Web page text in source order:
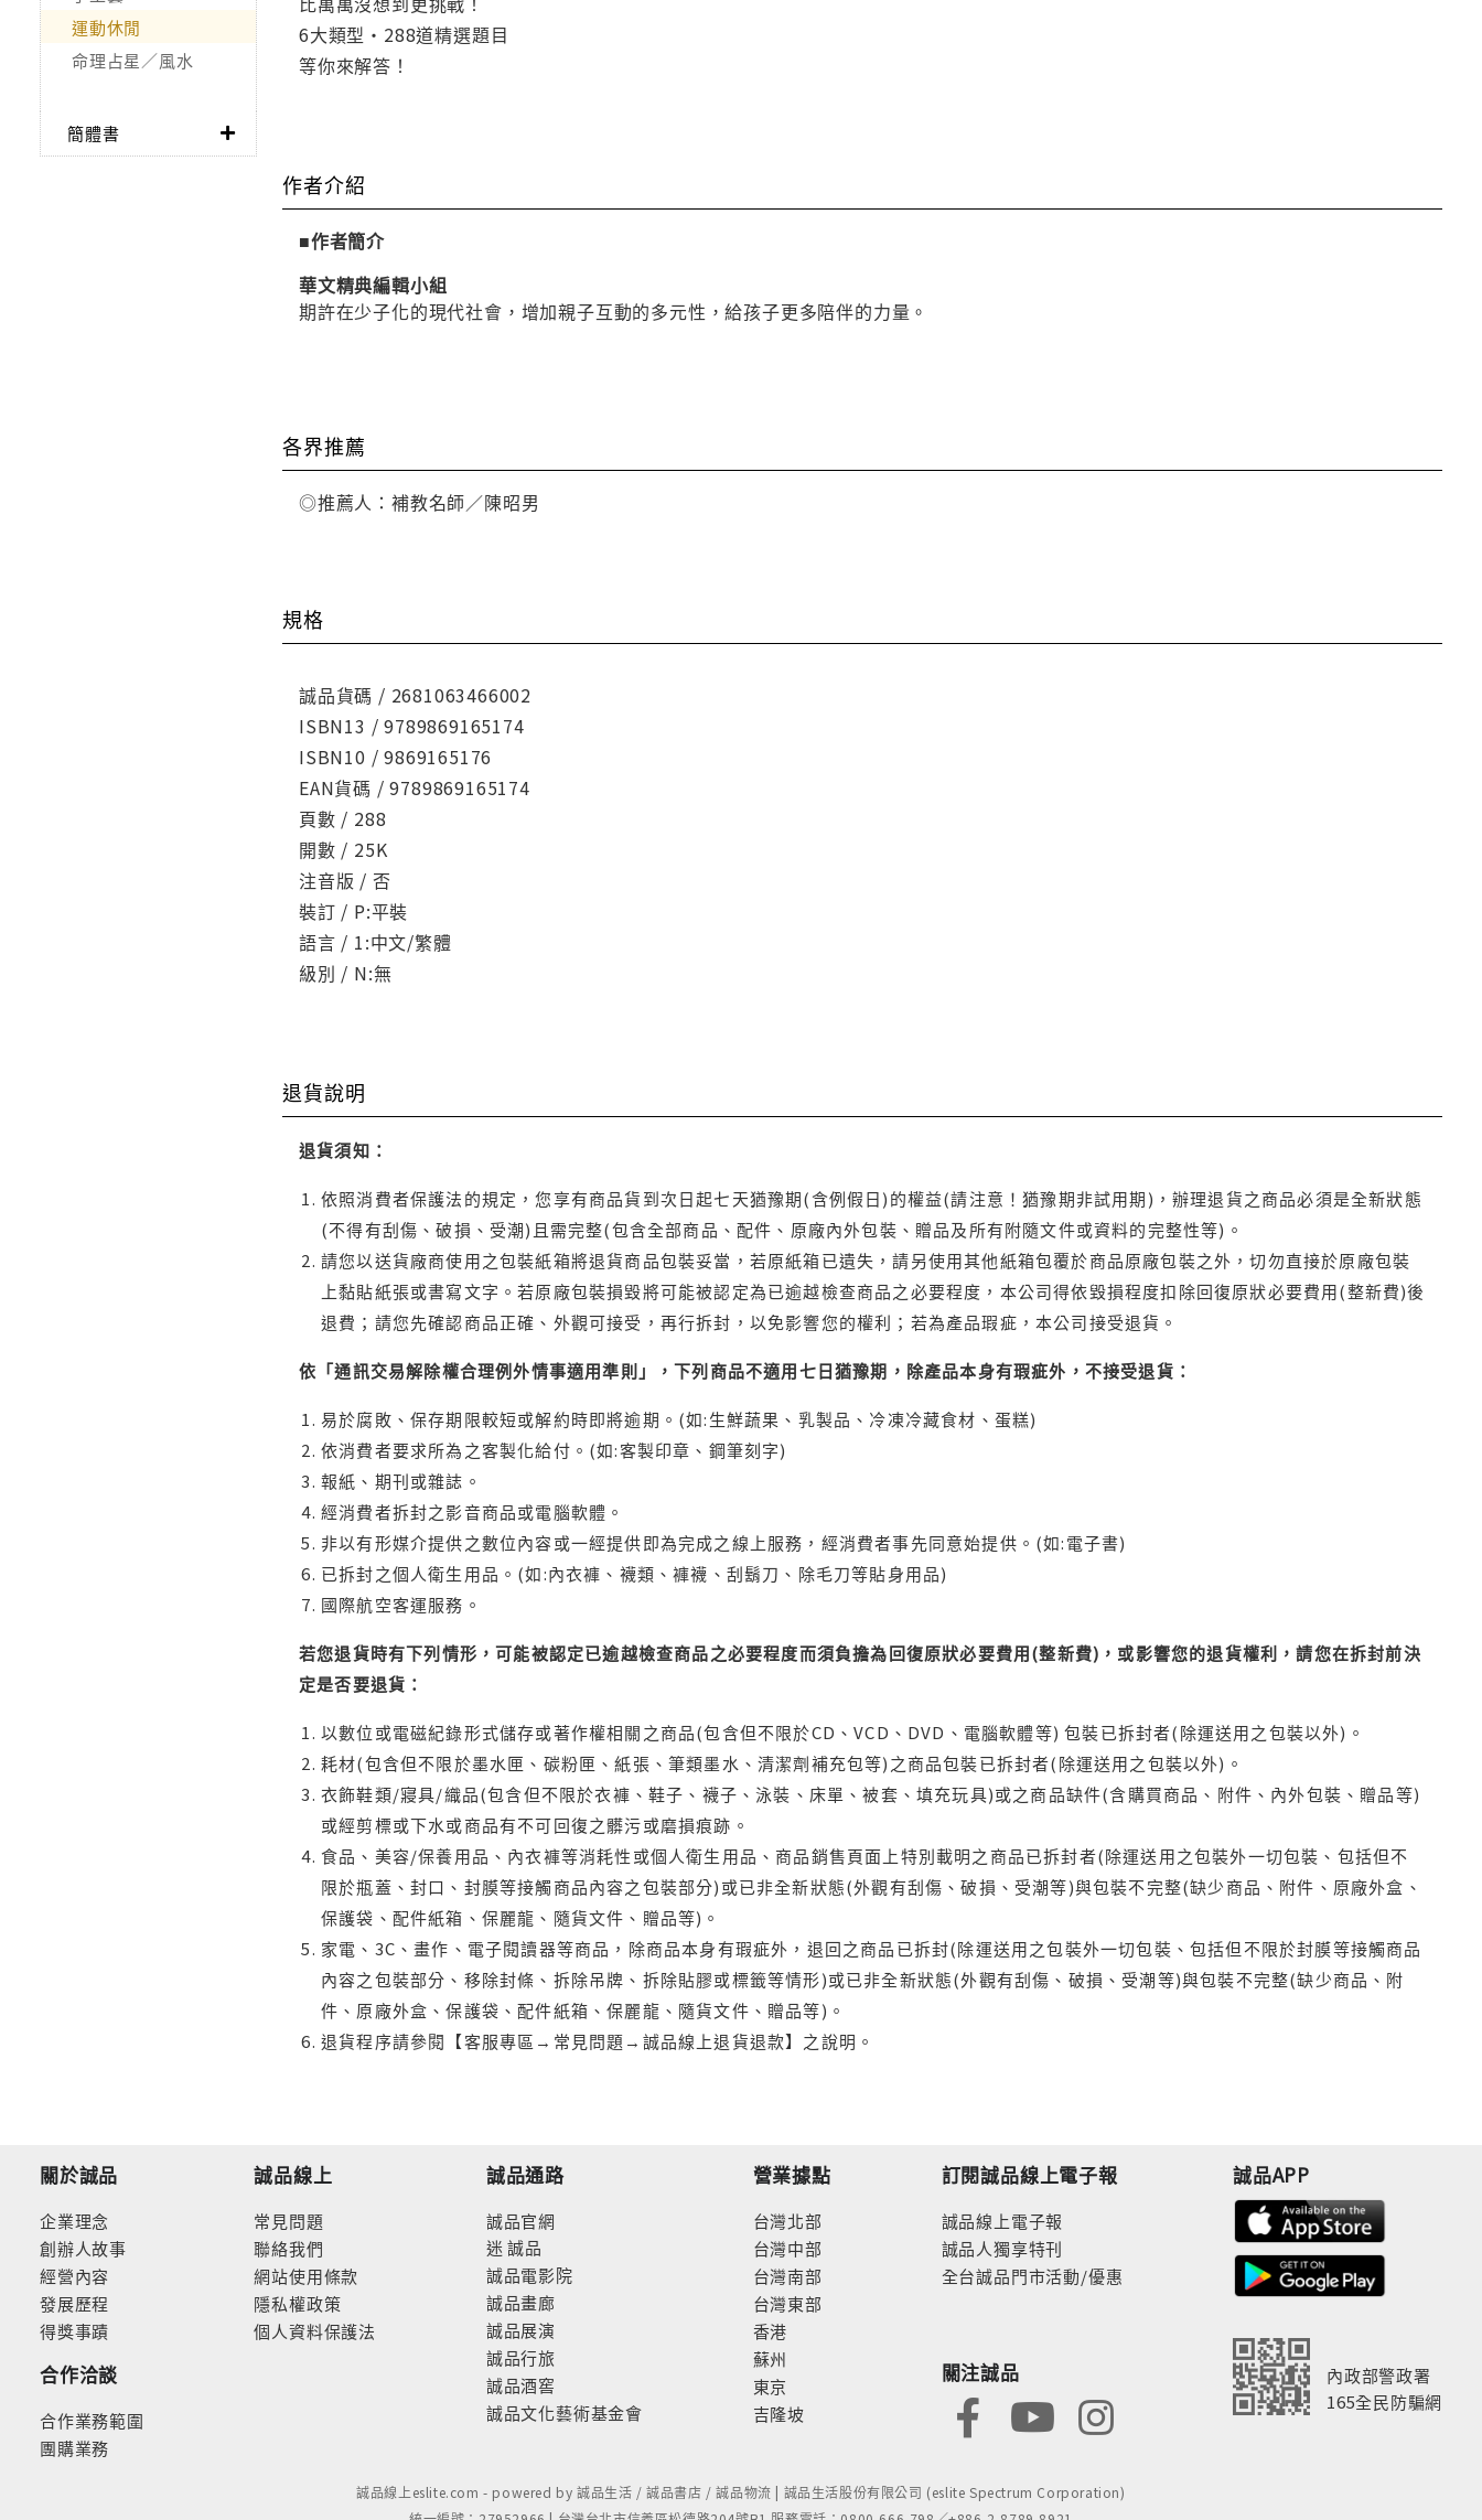
運動休閒
命理占星／風水
簡體書
6大類型・288道精選題目
等你來解答！
作者介紹
■作者簡介
華文精典編輯小組
期許在少子化的現代社會，增加親子互動的多元性，給孩子更多陪伴的力量。
各界推薦
◎推薦人：補教名師／陳昭男
規格
誠品貨碼 / 2681063466002
ISBN13 / 9789869165174
ISBN10 / 9869165176
EAN貨碼 / 9789869165174
頁數 / 288
開數 / 25K
注音版 / 否
裝訂 / P:平裝
語言 / 1:中文/繁體
級別 / N:無
退貨說明
退貨須知：
依照消費者保護法的規定，您享有商品貨到次日起七天猶豫期(含例假日)的權益(請注意！猶豫期非試用期)，辦理退貨之商品必須是全新狀態
(不得有刮傷、破損、受潮)且需完整(包含全部商品、配件、原廠內外包裝、贈品及所有附隨文件或資料的完整性等)。
請您以送貨廠商使用之包裝紙箱將退貨商品包裝妥當，若原紙箱已遺失，請另使用其他紙箱包覆於商品原廠包裝之外，切勿直接於原廠包裝
上黏貼紙張或書寫文字。若原廠包裝損毀將可能被認定為已逾越檢查商品之必要程度，本公司得依毀損程度扣除回復原狀必要費用(整新費)後
退費；請您先確認商品正確、外觀可接受，再行拆封，以免影響您的權利；若為產品瑕疵，本公司接受退貨。
依「通訊交易解除權合理例外情事適用準則」，下列商品不適用七日猶豫期，除產品本身有瑕疵外，不接受退貨：
易於腐敗、保存期限較短或解約時即將逾期。(如:生鮮蔬果、乳製品、冷凍冷藏食材、蛋糕)
依消費者要求所為之客製化給付。(如:客製印章、鋼筆刻字)
報紙、期刊或雜誌。
經消費者拆封之影音商品或電腦軟體。
非以有形媒介提供之數位內容或一經提供即為完成之線上服務，經消費者事先同意始提供。(如:電子書)
已拆封之個人衛生用品。(如:內衣褲、襪類、褲襪、刮鬍刀、除毛刀等貼身用品)
國際航空客運服務。
若您退貨時有下列情形，可能被認定已逾越檢查商品之必要程度而須負擔為回復原狀必要費用(整新費)，或影響您的退貨權利，請您在拆封前決
定是否要退貨：
以數位或電磁紀錄形式儲存或著作權相關之商品(包含但不限於CD、VCD、DVD、電腦軟體等) 包裝已拆封者(除運送用之包裝以外)。
耗材(包含但不限於墨水匣、碳粉匣、紙張、筆類墨水、清潔劑補充包等)之商品包裝已拆封者(除運送用之包裝以外)。
衣飾鞋類/寢具/織品(包含但不限於衣褲、鞋子、襪子、泳裝、床單、被套、填充玩具)或之商品缺件(含購買商品、附件、內外包裝、贈品等)
或經剪標或下水或商品有不可回復之髒污或磨損痕跡。
食品、美容/保養用品、內衣褲等消耗性或個人衛生用品、商品銷售頁面上特別載明之商品已拆封者(除運送用之包裝外一切包裝、包括但不
限於瓶蓋、封口、封膜等接觸商品內容之包裝部分)或已非全新狀態(外觀有刮傷、破損、受潮等)與包裝不完整(缺少商品、附件、原廠外盒、
保護袋、配件紙箱、保麗龍、隨貨文件、贈品等)。
家電、3C、畫作、電子閱讀器等商品，除商品本身有瑕疵外，退回之商品已拆封(除運送用之包裝外一切包裝、包括但不限於封膜等接觸商品
內容之包裝部分、移除封條、拆除吊牌、拆除貼膠或標籤等情形)或已非全新狀態(外觀有刮傷、破損、受潮等)與包裝不完整(缺少商品、附
件、原廠外盒、保護袋、配件紙箱、保麗龍、隨貨文件、贈品等)。
退貨程序請參閱【客服專區→常見問題→誠品線上退貨退款】之說明。
關於誠品
企業理念
創辦人故事
經營內容
發展歷程
得獎事蹟
合作洽談
合作業務範圍
團購業務
誠品線上
常見問題
聯絡我們
網站使用條款
隱私權政策
個人資料保護法
誠品通路
誠品官網
迷 誠品
誠品電影院
誠品畫廊
誠品展演
誠品行旅
誠品酒窖
誠品文化藝術基金會
營業據點
台灣北部
台灣中部
台灣南部
台灣東部
香港
蘇州
東京
吉隆坡
訂閱誠品線上電子報
誠品線上電子報
誠品人獨享特刊
全台誠品門市活動/優惠
關注誠品
誠品APP
內政部警政署
165全民防騙網
誠品線上eslite.com - powered by 誠品生活 / 誠品書店 / 誠品物流 | 誠品生活股份有限公司 (eslite Spectrum Corporation)